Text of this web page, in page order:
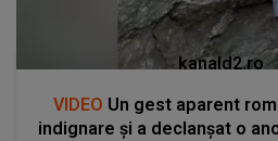
kanald2.ro
VIDEO Un gest aparent
indignare și a declanșat o